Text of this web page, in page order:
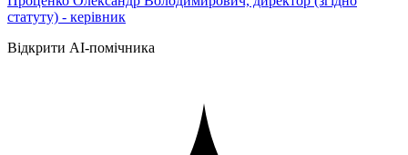
статуту) - керівник
Відкрити AI-помічника